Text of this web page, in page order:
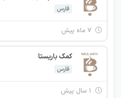
فارس
کمک باریستا
فارس